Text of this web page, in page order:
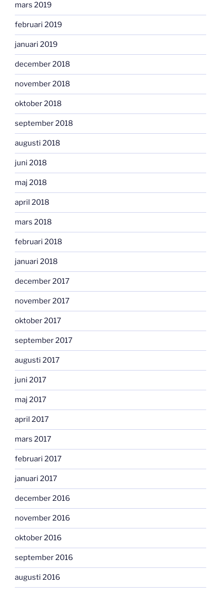
mars 2019
februari 2019
januari 2019
december 2018
november 2018
oktober 2018
september 2018
augusti 2018
juni 2018
maj 2018
april 2018
mars 2018
februari 2018
januari 2018
december 2017
november 2017
oktober 2017
september 2017
augusti 2017
juni 2017
maj 2017
april 2017
mars 2017
februari 2017
januari 2017
december 2016
november 2016
oktober 2016
september 2016
augusti 2016